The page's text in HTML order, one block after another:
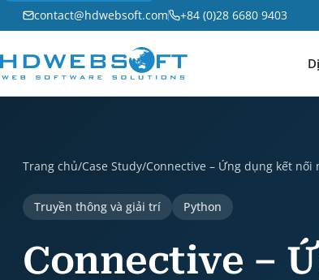
contact@hdwebsoft.com +84 (0)28 6680 9403
Trang chủ/Case Study/Connective – Ứng dụng kết nối
Truyền thông và giải trí Python
Connective –